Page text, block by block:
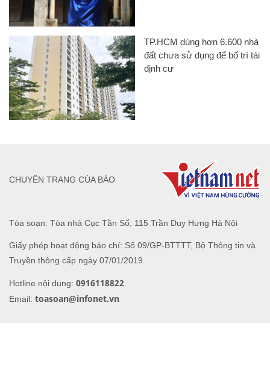
TP.HCM dùng hơn 6.600 nhà
đất chưa sử dụng để bố trí tái
định cư
Tòa soạn: Tòa nhà Cục Tần Số, 115 Trần Duy Hưng Hà Nội
Giấy phép hoạt động báo chí: Số 09/GP-BTTTT, Bộ Thông tin và
Truyền thông cấp ngày 07/01/2019.
Hotline nội dung: 0916118822
Email: toasoan@infonet.vn
CHUYÊN TRANG CỦA BÁO